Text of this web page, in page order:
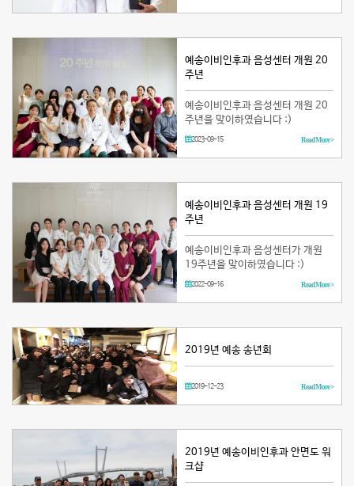
예송이비인후과 음성센터 개원 20
주년
예송이비인후과 음성센터 개원 20
주년을 맞이하였습니다 :)
2023-09-15 Read More >
예송이비인후과 음성센터 개원 19
주년
예송이비인후과 음성센터가 개원
19주년을 맞이하였습니다 :)
2022-09-16 Read More >
2019년 예송 송년회
2019-12-23 Read More >
2019년 예송이비인후과 안면도 워
크샵